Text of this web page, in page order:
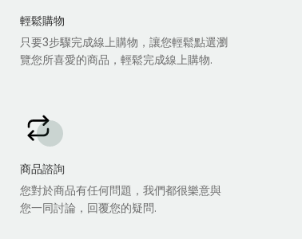
輕鬆購物
只要3步驟完成線上購物，讓您輕鬆點選瀏
覽您所喜愛的商品，輕鬆完成線上購物.
商品諮詢
您對於商品有任何問題，我們都很樂意與
您一同討論，回覆您的疑問.